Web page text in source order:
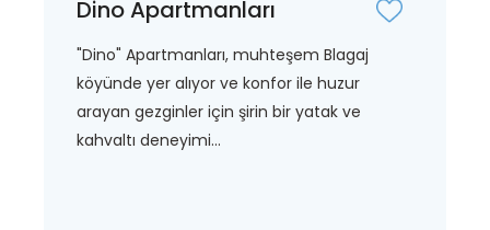
Dino Apartmanları
"Dino" Apartmanları, muhteşem Blagaj
köyünde yer alıyor ve konfor ile huzur
arayan gezginler için şirin bir yatak ve
kahvaltı deneyimi...